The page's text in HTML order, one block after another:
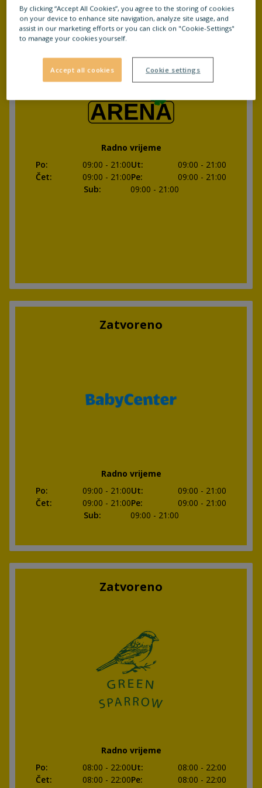
Ned
- 23:59
Zatvoreno
Radno vrijeme
Po: 09:00 - 21:00Ut: 09:00 - 21:00
Čet: 09:00 - 21:00Pe: 09:00 - 21:00
Sub: 09:00 - 21:00
Zatvoreno
Radno vrijeme
Po: 09:00 - 21:00Ut: 09:00 - 21:00
Čet: 09:00 - 21:00Pe: 09:00 - 21:00
Sub: 09:00 - 21:00
Zatvoreno
Radno vrijeme
Po: 08:00 - 22:00Ut: 08:00 - 22:00
Čet: 08:00 - 22:00Pe: 08:00 - 22:00
By clicking “Accept All Cookies”, you agree to the storing of cookies
on your device to enhance site navigation, analyze site usage, and
assist in our marketing efforts or you can click on "Cookie-Settings"
to manage your cookies yourself.
Accept all cookies Cookie settings